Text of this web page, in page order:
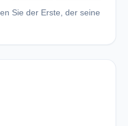
Sie der Erste, der seine